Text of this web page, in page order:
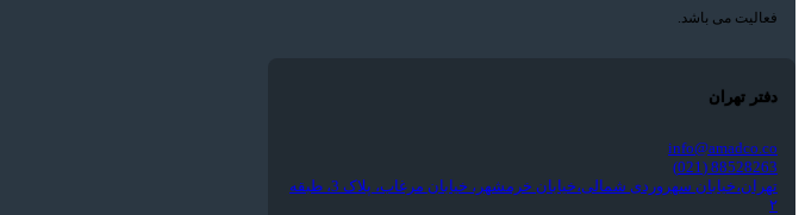
فعالیت می باشد.
دفتر تهران
info@amadco.co
88528263 (021)
تهران،خیابان سهروردی شمالی،خیابان خرمشهر، خیابان مرغاب، پلاک 3، طبقه
۲